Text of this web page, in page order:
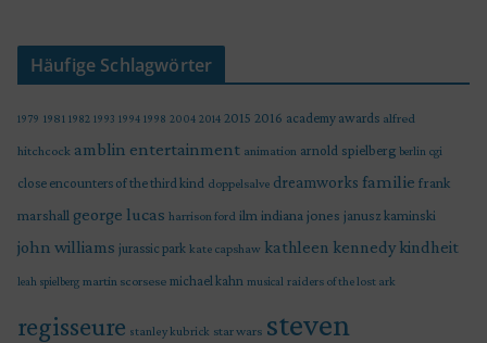
Häufige Schlagwörter
1979 1981 1982 1993 1994 1998 2004 2014 2015 2016 academy awards alfred
hitchcock amblin entertainment animation arnold spielberg berlin cgi
close encounters of the third kind doppelsalve dreamworks familie frank
marshall george lucas harrison ford ilm indiana jones janusz kaminski
john williams jurassic park kate capshaw kathleen kennedy kindheit
leah spielberg martin scorsese michael kahn musical raiders of the lost ark
regisseure stanley kubrick star wars steven